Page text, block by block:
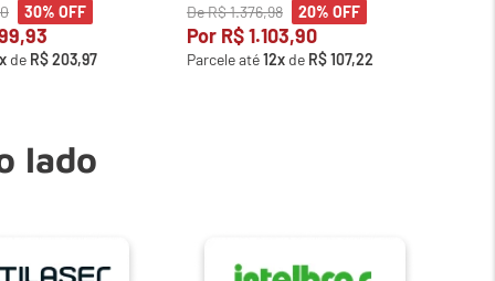
30% OFF
,93
x de R$203,97
DeR$1.376,98 20% OFF
Por R$1.103,90
Parcele até12x de R$107,22
lado